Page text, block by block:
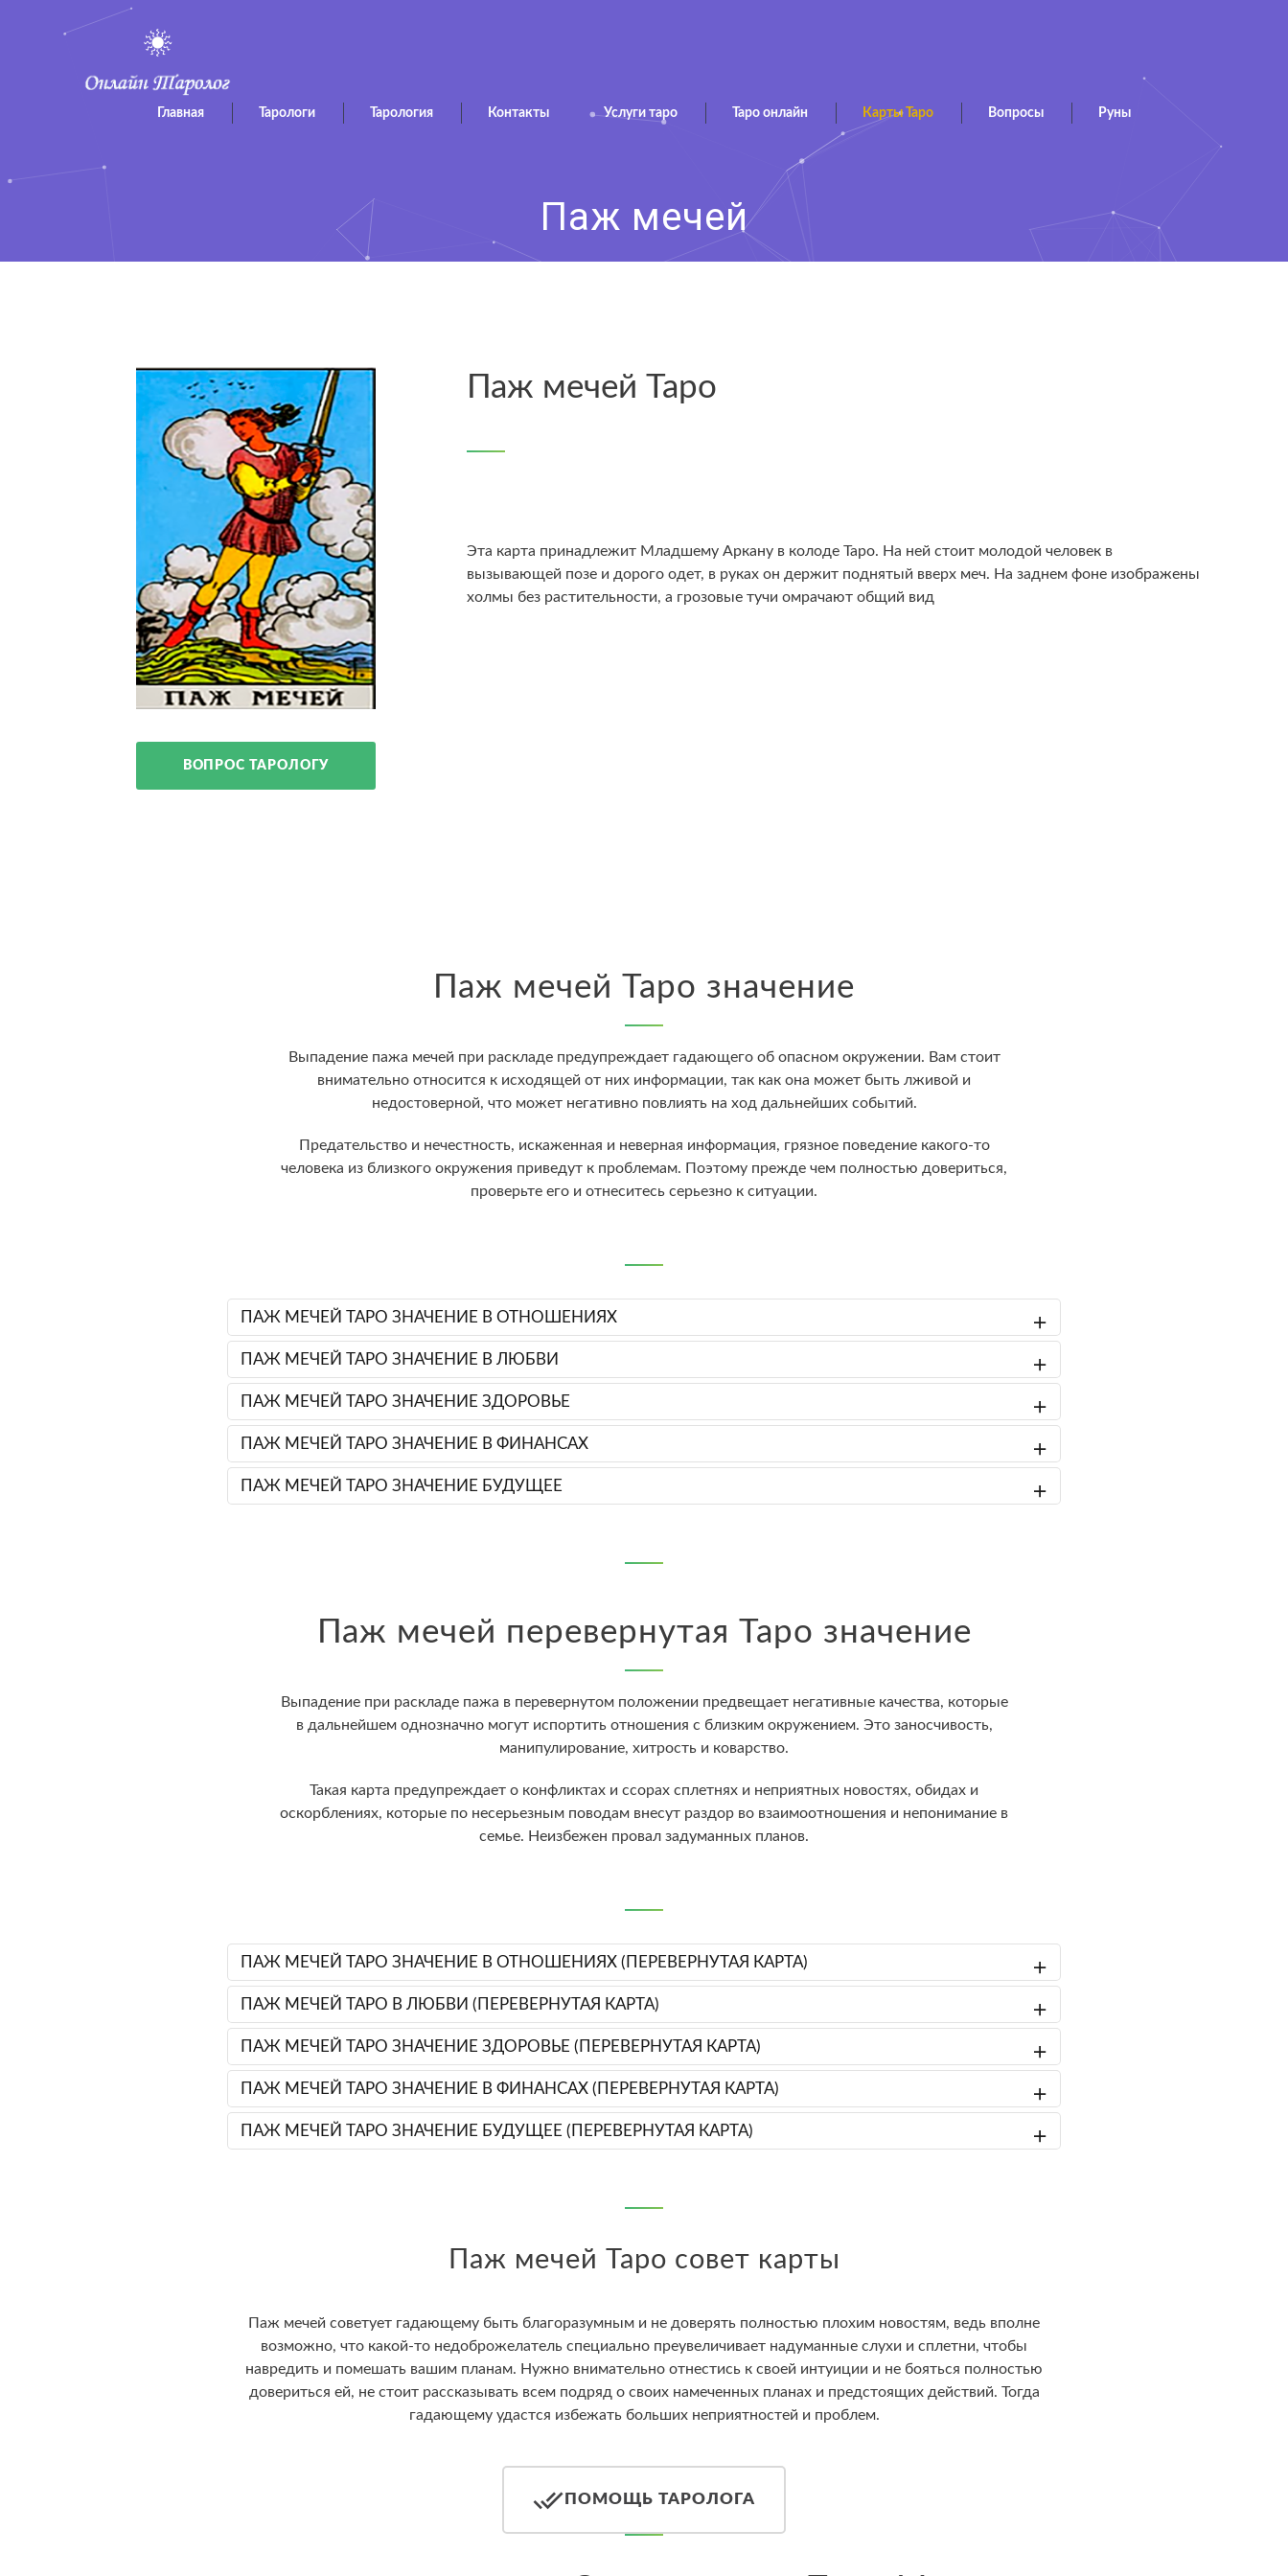
Главная Тарологи Тарология Контакты Услуги таро Таро онлайн Карты Таро Вопросы Руны
Паж мечей
ВОПРОС ТАРОЛОГУ
Паж мечей Таро
Эта карта принадлежит Младшему Аркану в колоде Таро. На ней стоит молодой человек в
вызывающей позе и дорого одет, в руках он держит поднятый вверх меч. На заднем фоне изображены
холмы без растительности, а грозовые тучи омрачают общий вид
Паж мечей Таро значение
Выпадение пажа мечей при раскладе предупреждает гадающего об опасном окружении. Вам стоит
внимательно относится к исходящей от них информации, так как она может быть лживой и
недостоверной, что может негативно повлиять на ход дальнейших событий.
Предательство и нечестность, искаженная и неверная информация, грязное поведение какого-то
человека из близкого окружения приведут к проблемам. Поэтому прежде чем полностью довериться,
проверьте его и отнеситесь серьезно к ситуации.
ПАЖ МЕЧЕЙ ТАРО ЗНАЧЕНИЕ В ОТНОШЕНИЯХ
ПАЖ МЕЧЕЙ ТАРО ЗНАЧЕНИЕ В ЛЮБВИ
ПАЖ МЕЧЕЙ ТАРО ЗНАЧЕНИЕ ЗДОРОВЬЕ
ПАЖ МЕЧЕЙ ТАРО ЗНАЧЕНИЕ В ФИНАНСАХ
ПАЖ МЕЧЕЙ ТАРО ЗНАЧЕНИЕ БУДУЩЕЕ
Паж мечей перевернутая Таро значение
Выпадение при раскладе пажа в перевернутом положении предвещает негативные качества, которые
в дальнейшем однозначно могут испортить отношения с близким окружением. Это заносчивость,
манипулирование, хитрость и коварство.
Такая карта предупреждает о конфликтах и ссорах сплетнях и неприятных новостях, обидах и
оскорблениях, которые по несерьезным поводам внесут раздор во взаимоотношения и непонимание в
семье. Неизбежен провал задуманных планов.
ПАЖ МЕЧЕЙ ТАРО ЗНАЧЕНИЕ В ОТНОШЕНИЯХ (ПЕРЕВЕРНУТАЯ КАРТА)
ПАЖ МЕЧЕЙ ТАРО В ЛЮБВИ (ПЕРЕВЕРНУТАЯ КАРТА)
ПАЖ МЕЧЕЙ ТАРО ЗНАЧЕНИЕ ЗДОРОВЬЕ (ПЕРЕВЕРНУТАЯ КАРТА)
ПАЖ МЕЧЕЙ ТАРО ЗНАЧЕНИЕ В ФИНАНСАХ (ПЕРЕВЕРНУТАЯ КАРТА)
ПАЖ МЕЧЕЙ ТАРО ЗНАЧЕНИЕ БУДУЩЕЕ (ПЕРЕВЕРНУТАЯ КАРТА)
Паж мечей Таро совет карты
Паж мечей советует гадающему быть благоразумным и не доверять полностью плохим новостям, ведь вполне
возможно, что какой-то недоброжелатель специально преувеличивает надуманные слухи и сплетни, чтобы
навредить и помешать вашим планам. Нужно внимательно отнестись к своей интуиции и не бояться полностью
довериться ей, не стоит рассказывать всем подряд о своих намеченных планах и предстоящих действий. Тогда
гадающему удастся избежать больших неприятностей и проблем.
ПОМОЩЬ ТАРОЛОГА